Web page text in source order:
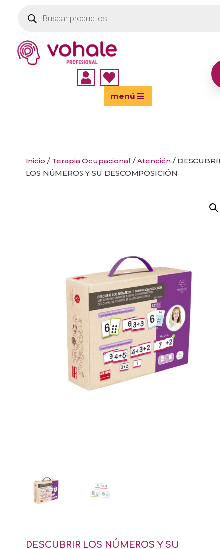
productos
 
menú
Inicio / Terapia Ocupacional /Atención /
LOS NÚMEROS Y SU DESCOMPOSICIÓN
DESCUBRIR LOS NÚMEROS Y SU